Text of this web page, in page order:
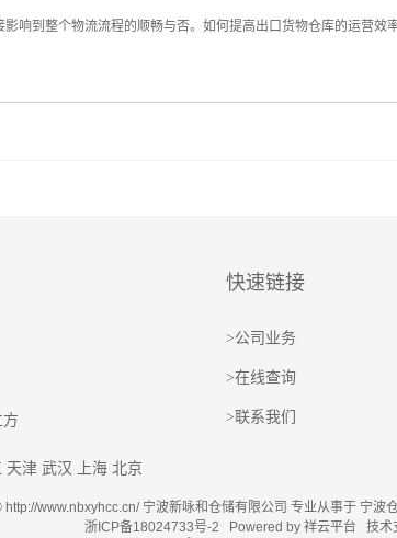
响到整个物流流程的顺畅与否。如何提高出口货物仓库的运营
天津 武汉 上海 北京
快速链接
>公司业务
>在线查询
>联系我们
www.nbxyhcc.cn/ 宁波新咏和仓储有限公司 专业从事于 宁波
浙ICP备18024733号-2 Powered by 祥云平台 技术